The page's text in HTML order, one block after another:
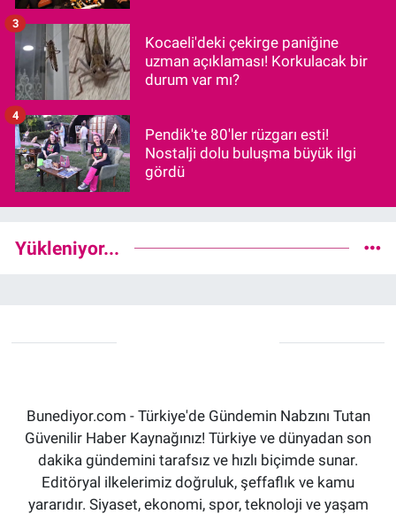
Kocaeli'deki çekirge paniğine
uzman açıklaması! Korkulacak bir
durum var mı?
3
Pendik'te 80'ler rüzgarı esti!
Nostalji dolu buluşma büyük ilgi
gördü
4
Yükleniyor...
Bunediyor.com - Türkiye'de Gündemin Nabzını Tutan
Güvenilir Haber Kaynağınız! Türkiye ve dünyadan son
dakika gündemini tarafsız ve hızlı biçimde sunar.
Editöryal ilkelerimiz doğruluk, şeffaflık ve kamu
yararıdır. Siyaset, ekonomi, spor, teknoloji ve yaşam